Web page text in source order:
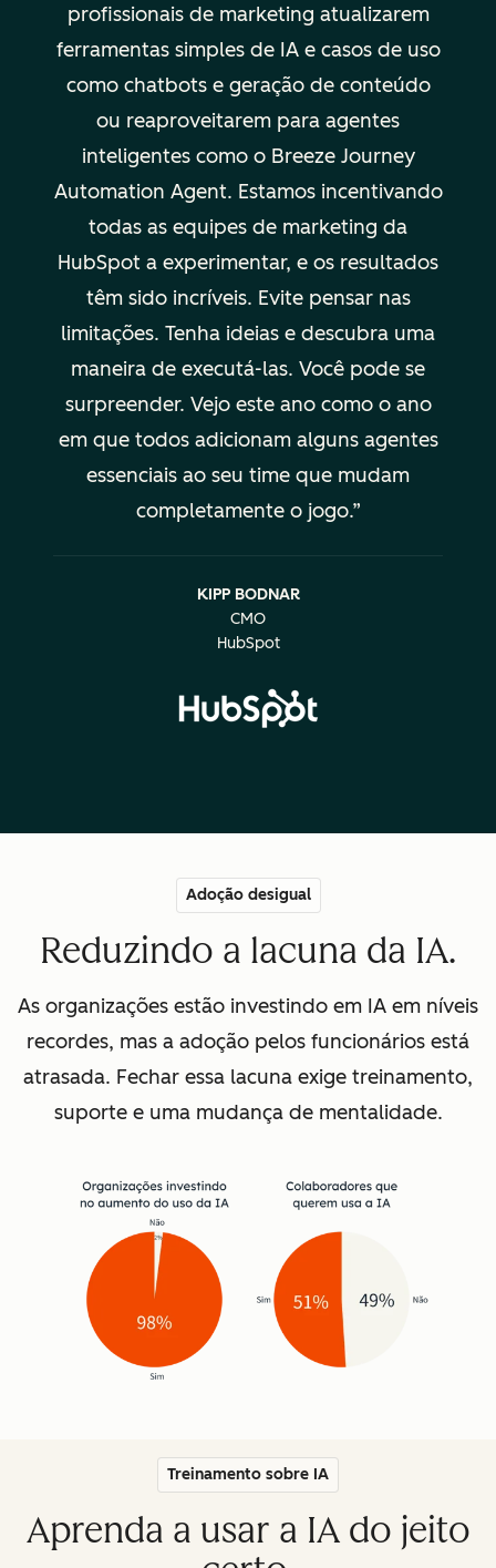
profissionais de marketing atualizarem
ferramentas simples de IA e casos de uso
como chatbots e geração de conteúdo
ou reaproveitarem para agentes
inteligentes como o Breeze Journey
Automation Agent. Estamos incentivando
todas as equipes de marketing da
HubSpot a experimentar, e os resultados
têm sido incríveis. Evite pensar nas
limitações. Tenha ideias e descubra uma
maneira de executá-las. Você pode se
surpreender. Vejo este ano como o ano
em que todos adicionam alguns agentes
essenciais ao seu time que mudam
completamente o jogo.
KIPP BODNAR
CMO
HubSpot
Adoção desigual
Reduzindo a lacuna da IA.
As organizações estão investindo em IA em níveis
recordes, mas a adoção pelos funcionários está
atrasada. Fechar essa lacuna exige treinamento,
suporte e uma mudança de mentalidade.
Treinamento sobre IA
Aprenda a usar a IA do jeito